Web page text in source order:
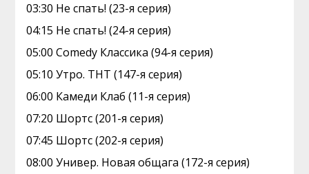
03:30 Не спать! (23-я серия)
04:15 Не спать! (24-я серия)
05:00 Comedy Классика (94-я серия)
05:10 Утро. ТНТ (147-я серия)
06:00 Камеди Клаб (11-я серия)
07:20 Шортс (201-я серия)
07:45 Шортс (202-я серия)
08:00 Универ. Новая общага (172-я серия)